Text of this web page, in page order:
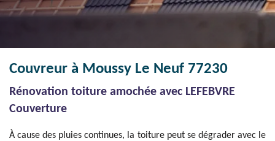
Couvreur à Moussy Le Neuf 77230
Rénovation toiture amochée avec LEFEBVRE
Couverture
À cause des pluies continues, la toiture peut se dégrader avec le